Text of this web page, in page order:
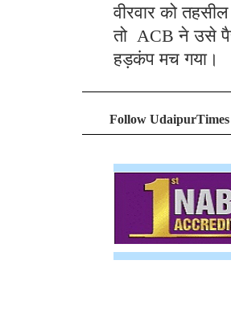
वीरवार को
तो ACB ने उसे
हड़कंप मच गया।
Follow UdaipurTimes